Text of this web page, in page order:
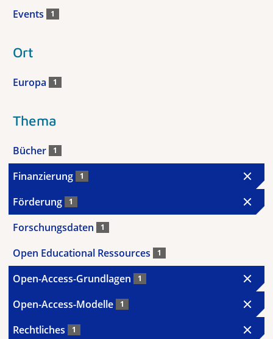
Events 1
Ort
Europa 1
Thema
Bücher 1
Finanzierung 1
Förderung 1
Forschungsdaten 1
Open Educational Ressources 1
Open-Access-Grundlagen 1
Open-Access-Modelle 1
Rechtliches 1